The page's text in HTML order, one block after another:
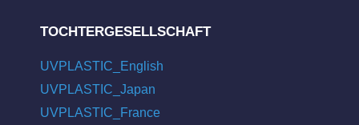
TOCHTERGESELLSCHAFT
UVPLASTIC_English
UVPLASTIC_Japan
UVPLASTIC_France